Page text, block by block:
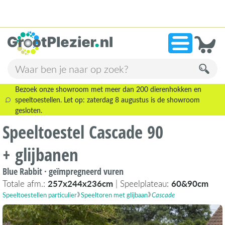
»13.945 beoordelingen!
Bezoek onze showroom met meer dan 200 dierenhokken en
speeltoestellen. Let op: zaterdag 8 augustus is de showroom
gesloten.
Speeltoestel Cascade 90
+ glijbanen
Blue Rabbit · geïmpregneerd vuren
Totale afm.: 257x244x236cm | Speelplateau: 60&90cm
Speeltoestellen particulier Speeltoren met glijbaan Cascade